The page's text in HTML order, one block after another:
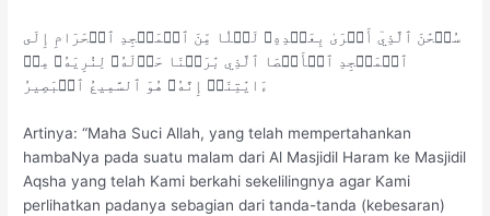
سُبۡحَٰنَ ٱلَّذِيٓ أَسۡرَىٰ بِعَبۡدِهِۦ لَيۡلٗا مِّنَ ٱلۡمَسۡجِدِ ٱلۡحَرَامِ إِلَى
ٱلۡمَسۡجِدِ ٱلۡأَقۡصَا ٱلَّذِي بَٰرَكۡنَا حَوۡلَهُۥ لِنُرِيَهُۥ مِنۡ
ءَايَٰتِنَآۚ إِنَّهُۥ هُوَ ٱلسَّمِيعُ ٱلۡبَصِيرُ
Artinya: “Maha Suci Allah, yang telah mempertahankan
hambaNya pada suatu malam dari Al Masjidil Haram ke Masjidil
Aqsha yang telah Kami berkahi sekelilingnya agar Kami
perlihatkan padanya sebagian dari tanda-tanda (kebesaran)